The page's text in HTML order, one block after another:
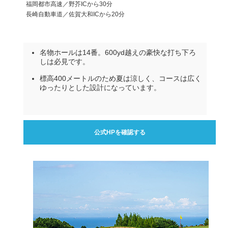
福岡都市高速／野芥ICから30分
長崎自動車道／佐賀大和ICから20分
名物ホールは14番。600yd越えの豪快な打ち下ろ
しは必見です。
標高400メートルのため夏は涼しく、コースは広く
ゆったりとした設計になっています。
公式HPを確認する